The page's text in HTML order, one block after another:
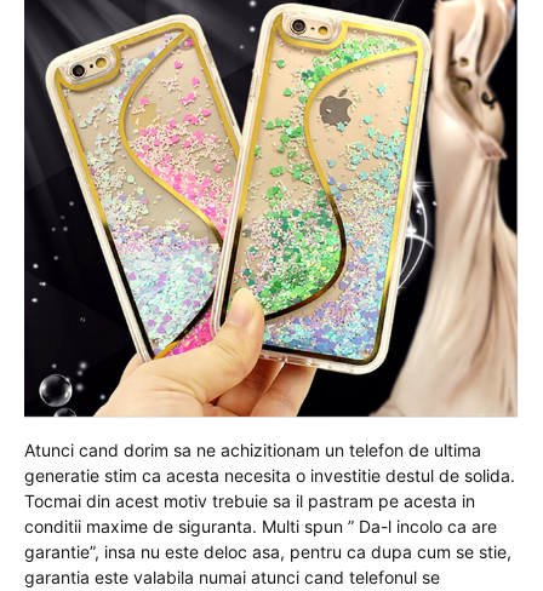
Atunci cand dorim sa ne achizitionam un telefon de ultima
generatie stim ca acesta necesita o investitie destul de solida.
Tocmai din acest motiv trebuie sa il pastram pe acesta in
conditii maxime de siguranta. Multi spun ” Da-l incolo ca are
garantie”, insa nu este deloc asa, pentru ca dupa cum se stie,
garantia este valabila numai atunci cand telefonul se